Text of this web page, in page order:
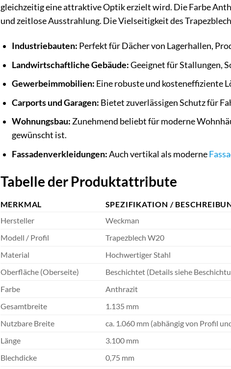
gleichzeitig eine attraktive Optik erzielt wird. Die Farbe
und zeitlose Ausstrahlung. Die Vielseitigkeit des
Industriebauten: Perfekt für Dächer von Lagerhallen,
Landwirtschaftliche Gebäude:Geeignet für Stallungen,
Gewerbeimmobilien: Eine robuste und kosteneffiziente
Carports und Garagen: Bietet zuverlässigen Schutz für
Wohnungsbau:Zunehmend beliebt für moderne
gewünscht ist.
Fassadenverkleidungen:Auch vertikal als moderne
Tabelle der Produktattribute
MERKMAL
SPEZIFIKATION /
Hersteller
Weckman
Modell / Profil
Trapezblech W20
Material
Hochwertiger Stahl
Oberfläche (Oberseite)
Beschichtet (Details siehe
Farbe
Anthrazit
Gesamtbreite
1.135 mm
Nutzbare Breite
ca. 1.060 mm (abhängig von Profil
Länge
3.100 mm
Blechdicke
0,75 mm